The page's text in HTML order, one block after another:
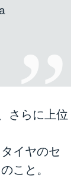
さらに上位
イヤのセ
こと。